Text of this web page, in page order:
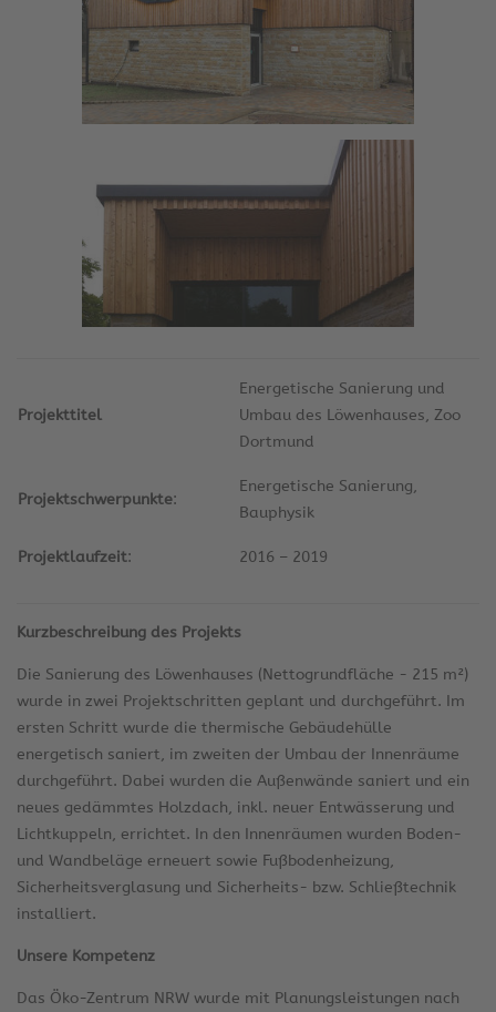
Projekttitel
Energetische Sanierung und
Umbau des Löwenhauses, Zoo
Dortmund
Projektschwerpunkte:
Energetische Sanierung,
Bauphysik
Projektlaufzeit: 2016 – 2019
Kurzbeschreibung des Projekts
Die Sanierung des Löwenhauses (Nettogrundfläche - 215 m²)
wurde in zwei Projektschritten geplant und durchgeführt. Im
ersten Schritt wurde die thermische Gebäudehülle
energetisch saniert, im zweiten der Umbau der Innenräume
durchgeführt. Dabei wurden die Außenwände saniert und ein
neues gedämmtes Holzdach, inkl. neuer Entwässerung und
Lichtkuppeln, errichtet. In den Innenräumen wurden Boden-
und Wandbeläge erneuert sowie Fußbodenheizung,
Sicherheitsverglasung und Sicherheits- bzw. Schließtechnik
installiert.
Unsere Kompetenz
Das Öko-Zentrum NRW wurde mit Planungsleistungen nach